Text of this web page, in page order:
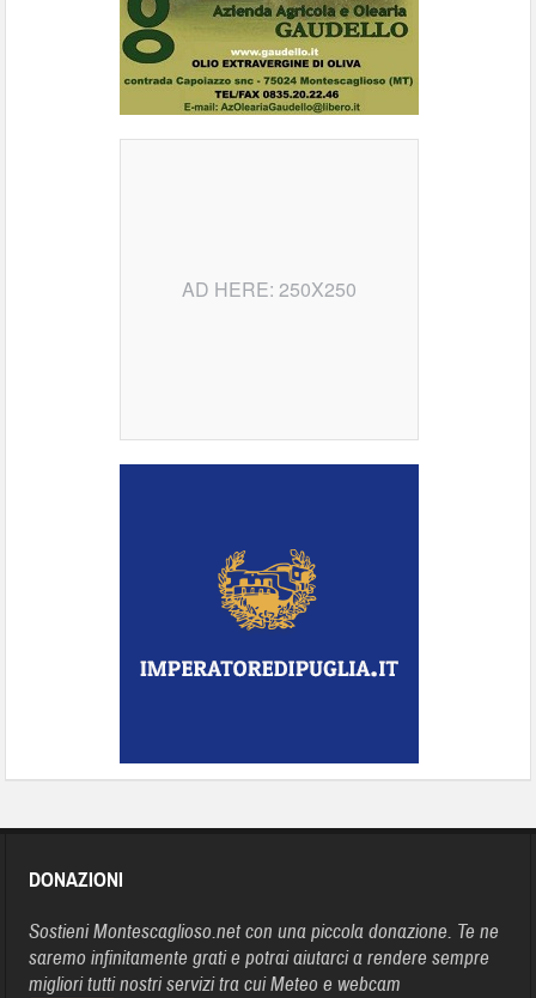
AD HERE: 250X250
DONAZIONI
Sostieni Montescaglioso.net con una piccola donazione. Te ne
saremo infinitamente grati e potrai aiutarci a rendere sempre
migliori tutti nostri servizi tra cui Meteo e webcam